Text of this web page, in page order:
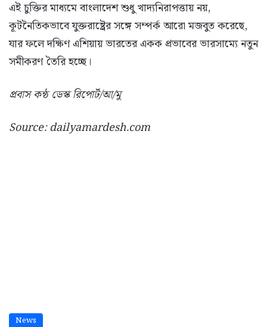
এই চুক্তির মাধ্যমে বাংলাদেশ শুধু খাদ্যনিরাপত্তায় নয়,
কূটনৈতিকভাবে যুক্তরাষ্ট্রের সঙ্গে সম্পর্ক আরো মজবুত করেছে,
যার ফলে দক্ষিণ এশিয়ায় ভারতের একক প্রভাবের ভারসাম্যে নতুন
সমীকরণ তৈরি হচ্ছে।
প্রবাস কন্ঠ ডেস্ক রিপোর্ট/আ/মু
Source: dailyamardesh.com